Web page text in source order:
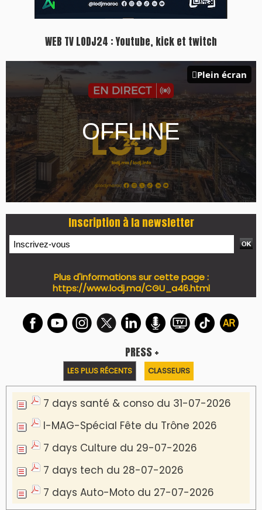
WEB TV LODJ24 : Youtube, kick et twitch
Plein écran
Inscription à la newsletter
Plus d'informations sur cette page :
https://www.lodj.ma/CGU_a46.html
PRESS +
LES PLUS RÉCENTS CLASSEURS
7 days santé & conso du 31-07-2026
I-MAG-Spécial Fête du Trône 2026
7 days Culture du 29-07-2026
7 days tech du 28-07-2026
7 days Auto-Moto du 27-07-2026